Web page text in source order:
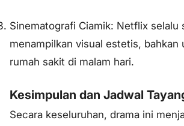
Sinematografi Ciamik: Netflix selalu
menampilkan visual estetis, bahkan
rumah sakit di malam hari.
Kesimpulan dan Jadwal
Secara keseluruhan, drama ini